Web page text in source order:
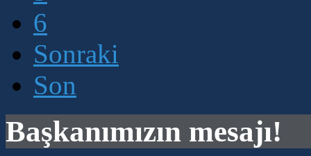
6
Sonraki
Son
Başkanımızın mesajı!